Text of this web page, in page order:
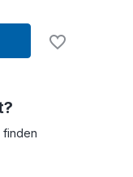
finden